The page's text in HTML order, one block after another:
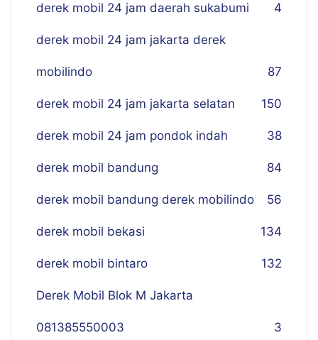
derek mobil 24 jam daerah sukabumi 4
derek mobil 24 jam jakarta derek
mobilindo 87
derek mobil 24 jam jakarta selatan 150
derek mobil 24 jam pondok indah 38
derek mobil bandung 84
derek mobil bandung derek mobilindo 56
derek mobil bekasi 134
derek mobil bintaro 132
Derek Mobil Blok M Jakarta
081385550003 3